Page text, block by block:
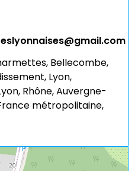
Bellecombe,
Lyon,
Rhône, Auvergne-
métropolitaine,